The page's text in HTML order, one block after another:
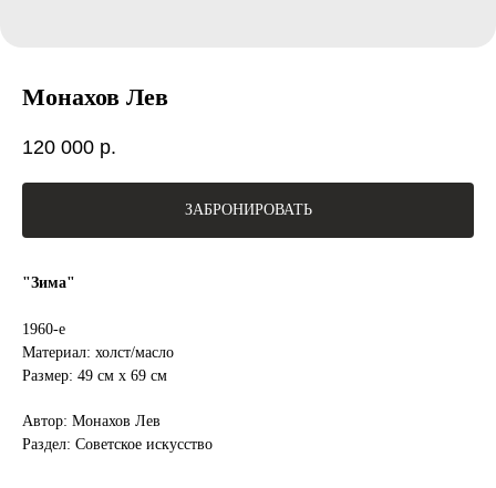
Монахов Лев
120 000 р.
ЗАБРОНИРОВАТЬ
"Зима"
1960-е
Материал: холст/масло
Размер: 49 см х 69 см
Автор: Монахов Лев
Раздел: Советское искусство